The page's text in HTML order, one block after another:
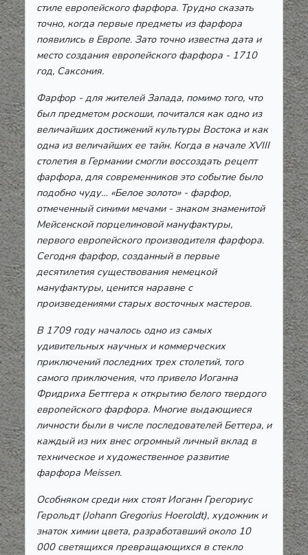
стиле европейского фарфора. Трудно сказать
точно, когда первые предметы из фарфора
появились в Европе. Зато точно известна дата и
место создания европейского фарфора - 1710
год, Саксония.
Фарфор - для жителей Запада, помимо того, что
был предметом роскоши, почитался как одно из
величайших достижений культуры Востока и как
одна из величайших ее тайн. Когда в начале XVIII
столетия в Германии смогли воссоздать рецепт
фарфора, для современников это событие было
подобно чуду… «Белое золото» - фарфор,
отмеченный синими мечами - знаком знаменитой
Мейсенской порцелиновой мануфактуры,
первого европейского производителя фарфора.
Сегодня фарфор, созданный в первые
десятилетия существования немецкой
мануфактуры, ценится наравне с
произведениями старых восточных мастеров.
В 1709 году началось одно из самых
удивительных научных и коммерческих
приключений последних трех столетий, того
самого приключения, что привело Иоганна
Фридриха Беттгера к открытию белого твердого
европейского фарфора. Многие выдающиеся
личности были в числе последователей Беттера, и
каждый из них внес огромный личный вклад в
техническое и художественное развитие
фарфора Meissen.
Особняком среди них стоят Иоганн Грегориус
Герольдт (Johann Gregorius Hoeroldt), художник и
знаток химии цвета, разработавший около 10
000 светящихся превращающихся в стекло